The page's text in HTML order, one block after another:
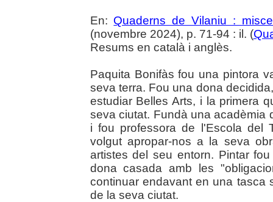
En: Quaderns de Vilaniu :
(novembre 2024), p. 71-94 : il. (
Resums en català i anglès.
Paquita Bonifàs fou una pintora
seva terra. Fou una dona
estudiar Belles Arts, i la primera
seva ciutat. Fundà una acadèmia
i fou professora de l'Escola del
volgut apropar-nos a la seva
artistes del seu entorn. Pintar
dona casada amb les
continuar endavant en una tasca
de la seva ciutat.